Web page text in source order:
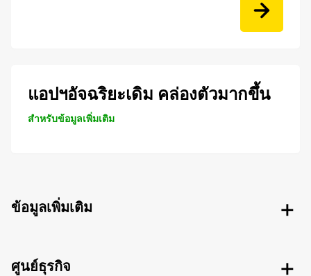
แอปฯอัจฉริยะเดิม คล่องตัวมากขึ้น
สำหรับข้อมูลเพิ่มเติม
ข้อมูลเพิ่มเติม
ศูนย์ธุรกิจ